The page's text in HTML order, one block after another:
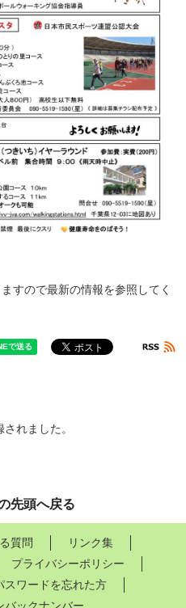
すので最新の情報を参照してく
されました。
先頭へ戻る
質問
リンク集
プライバシーポリシー
スワードを忘れた方